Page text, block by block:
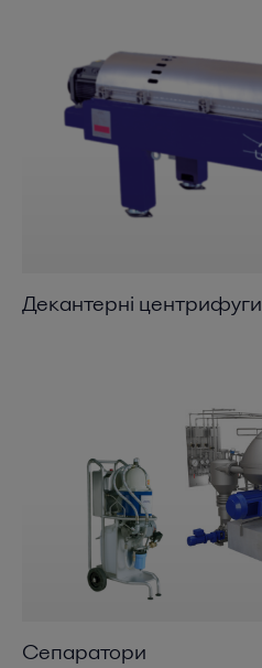
Декантерні центрифуги
Сепаратори